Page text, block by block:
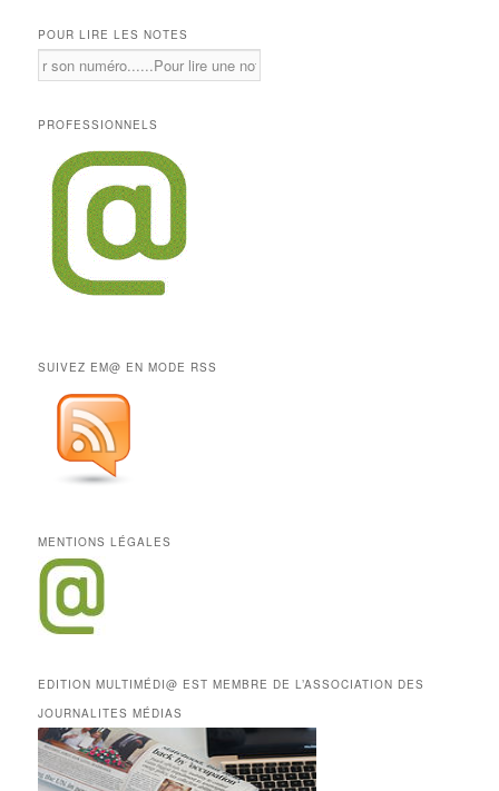
POUR LIRE LES NOTES
PROFESSIONNELS
SUIVEZ EM@ EN MODE RSS
MENTIONS LÉGALES
EDITION MULTIMÉDI@ EST MEMBRE DE L’ASSOCIATION DES
JOURNALITES MÉDIAS